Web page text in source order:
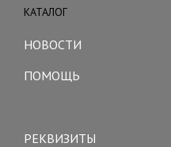
КАТАЛОГ
НОВОСТИ
ПОМОЩЬ
РЕКВИЗИТЫ